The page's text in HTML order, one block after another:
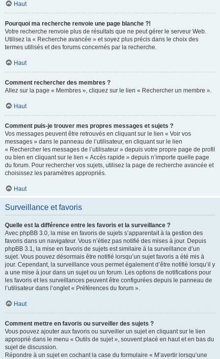
Haut
Pourquoi ma recherche renvoie une page blanche ?!
Votre recherche renvoie plus de résultats que ne peut gérer le serveur Web.
Utilisez la « Recherche avancée » et soyez plus précis dans le choix des
termes utilisés et des forums concernés par la recherche.
Haut
Comment rechercher des membres ?
Allez sur la page « Membres », cliquez sur le lien « Rechercher un membre ».
Haut
Comment puis-je trouver mes propres messages et sujets ?
Vos messages peuvent être retrouvés en cliquant sur le lien « Voir vos
messages » dans le panneau de l’utilisateur, en cliquant sur le lien
« Rechercher les messages de l’utilisateur » depuis votre propre page de profil
ou bien en cliquant sur le lien « Accès rapide » depuis n’importe quelle page
du forum. Pour rechercher vos sujets, utilisez la page de recherche avancée et
choisissez les paramètres appropriés.
Haut
Surveillance et favoris
Quelle est la différence entre les favoris et la surveillance ?
Avec phpBB 3.0, la mise en favoris de sujets s’apparentait à la gestion des
favoris dans un navigateur. Vous n’étiez pas notifié des mises à jour. Depuis
phpBB 3.1, la mise en favoris de sujets est similaire à la surveillance d’un
sujet. Vous pouvez désormais être notifié lorsqu’un sujet favoris a été mis à
jour. Cependant, la surveillance vous permet également d’être notifié lorsqu’il y
a une mise à jour dans un sujet ou un forum. Les options de notifications pour
les favoris et les surveillances peuvent être configurées depuis le panneau de
l’utilisateur dans l’onglet « Préférences du forum ».
Haut
Comment mettre en favoris ou surveiller des sujets ?
Vous pouvez ajouter aux favoris ou surveiller un sujet en cliquant sur le lien
approprié dans le menu « Outils de sujet », souvent placé en haut et en bas du
sujet de discussion.
Répondre à un sujet en cochant la case du formulaire « M’avertir lorsqu’une